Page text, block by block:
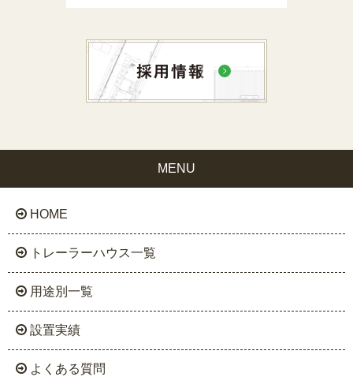
MENU
HOME
トレーラーハウス一覧
用途別一覧
設置実績
よくある質問